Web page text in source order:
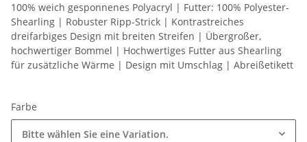
100% weich gesponnenes Polyacryl | Futter: 100% Polyester-
Shearling | Robuster Ripp-Strick | Kontrastreiches
dreifarbiges Design mit breiten Streifen | Übergroßer,
hochwertiger Bommel | Hochwertiges Futter aus Shearling
für zusätzliche Wärme | Design mit Umschlag | Abreißetikett
Farbe
Bitte wählen Sie eine Variation.